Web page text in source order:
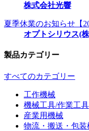
株式会社光響
夏季休業のお知らせ【
オプトシリウス(
製品カテゴリー
すべてのカテゴリー
工作機械
機械工具/作業工具
産業用機械
物流・搬送・包装